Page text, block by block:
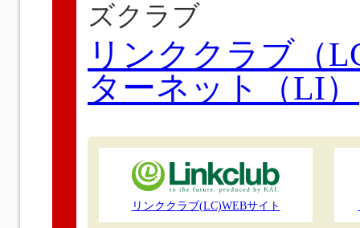
ズクラブ
リンククラブ（
ターネット（LI）
リンククラブ(LC)WEBサイト